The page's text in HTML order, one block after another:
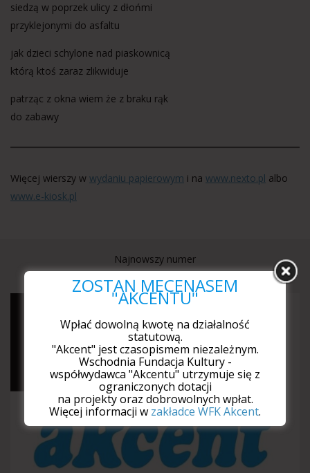
siedzą w poprzek ulicy z dłońmi
przyklejonymi do asfaltu
jak dzieci schylone nad piaskownicą
którą ktoś zaraz zlikwiduje
patrząc z okna wiem że z braku rąk
do zabawy
Więcej wierszy w wydaniu papierowym i na www.nexto.pl albo
www.e-kiosk.pl
Najnowszy numer
ZOSTAŃ MECENASEM
"AKCENTU"
Wpłać dowolną kwotę na działalność
statutową.
"Akcent" jest czasopismem niezależnym.
Wschodnia Fundacja Kultury -
współwydawca "Akcentu" utrzymuje się z
ograniczonych dotacji
na projekty oraz dobrowolnych wpłat.
Więcej informacji w zakładce WFK Akcent.